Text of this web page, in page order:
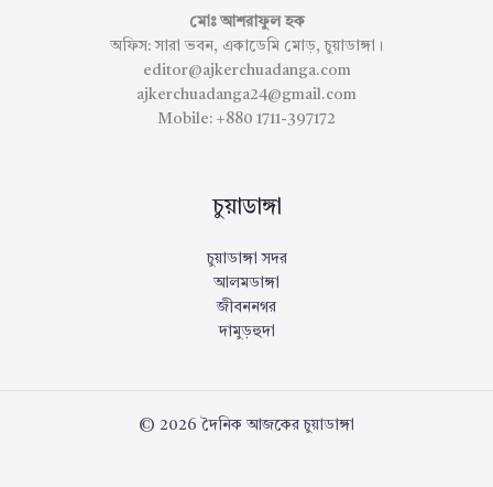
মোঃ আশরাফুল হক
অফিস: সারা ভবন, একাডেমি মোড়, চুয়াডাঙ্গা।
editor@ajkerchuadanga.com
ajkerchuadanga24@gmail.com
Mobile: +880 1711-397172
চুয়াডাঙ্গা
চুয়াডাঙ্গা সদর
আলমডাঙ্গা
জীবননগর
দামুড়হুদা
© 2026 দৈনিক আজকের চুয়াডাঙ্গা